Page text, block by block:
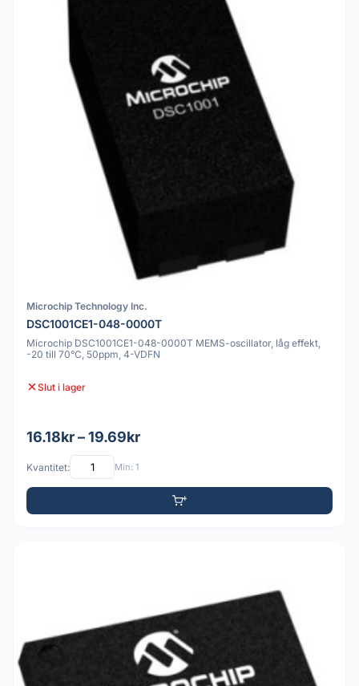
Microchip Technology Inc.
DSC1001CE1-048-0000T
Microchip DSC1001CE1-048-0000T MEMS-oscillator, låg effekt,
-20 till 70°C, 50ppm, 4-VDFN
Slut i lager
16.18kr – 19.69kr
Kvantitet: Min: 1